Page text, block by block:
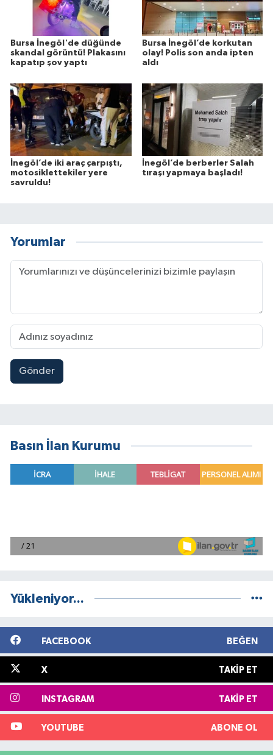
Bursa İnegöl'de düğünde
skandal görüntü! Plakasını
kapatıp şov yaptı
Bursa İnegöl’de korkutan
olay! Polis son anda ipten
aldı
İnegöl’de iki araç çarpıştı,
motosiklettekiler yere
savruldu!
İnegöl’de berberler Salah
tıraşı yapmaya başladı!
Yorumlar
Gönder
Basın İlan Kurumu
Yükleniyor...
FACEBOOK BEĞEN
X TAKIP ET
INSTAGRAM TAKIP ET
YOUTUBE ABONE OL